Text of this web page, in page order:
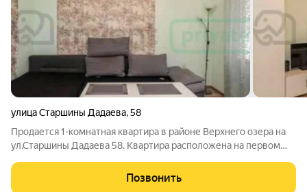
улица Старшины Дадаева,58
Продается 1-комнатная квартира в районе Верхнего озера на
ул.Старшины Дадаева 58. Квартира расположена на первом
постройки. Окна выходят на южную сторону во двор.
территория дома огорожена. Под
Позвонить